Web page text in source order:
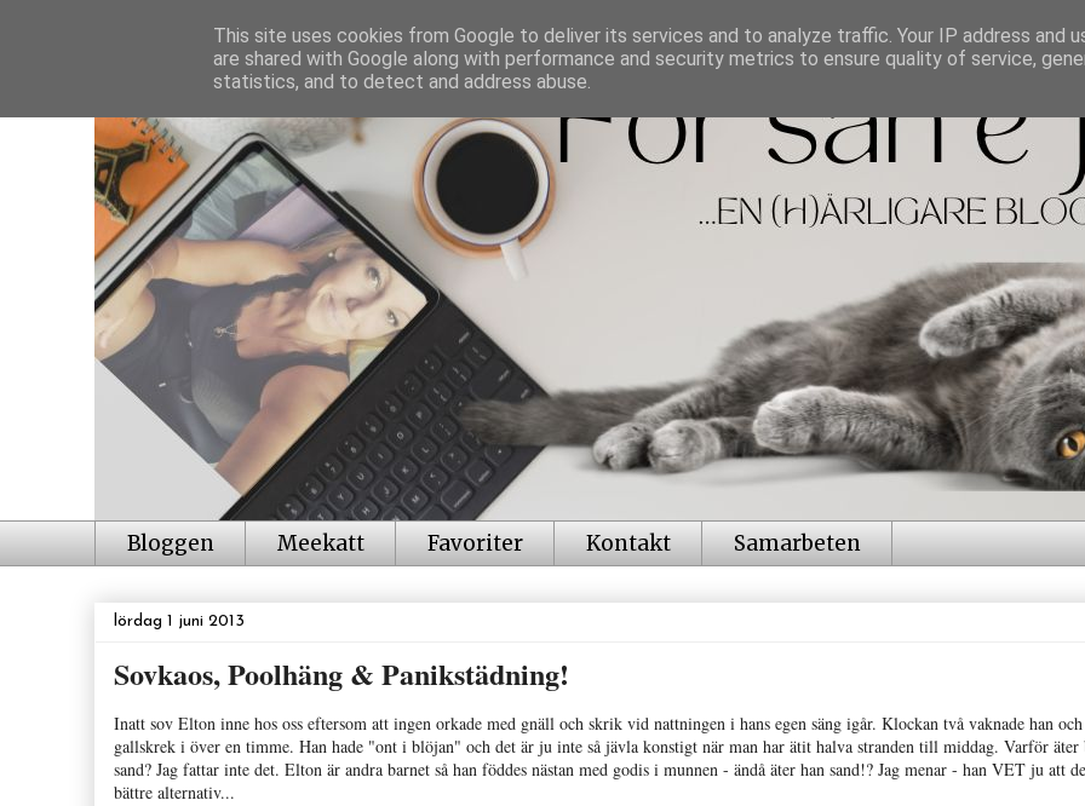
Bloggen Meekatt Favoriter Kontakt Samarbeten
lördag 1 juni 2013
Sovkaos, Poolhäng & Panikstädning!
Inatt sov Elton inne hos oss eftersom att ingen orkade med gnäll och skrik vid nattningen i hans egen säng igår. Klockan två vaknade han och
gallskrek i över en timme. Han hade "ont i blöjan" och det är ju inte så jävla konstigt när man har ätit halva stranden till middag. Varför äter
sand? Jag fattar inte det. Elton är andra barnet så han föddes nästan med godis i munnen - ändå äter han sand!? Jag menar - han VET ju att
bättre alternativ...
This site uses cookies from Google to deliver its services and to analyze traffic. Your IP address and
are shared with Google along with performance and security metrics to ensure quality of service,
statistics, and to detect and address abuse.